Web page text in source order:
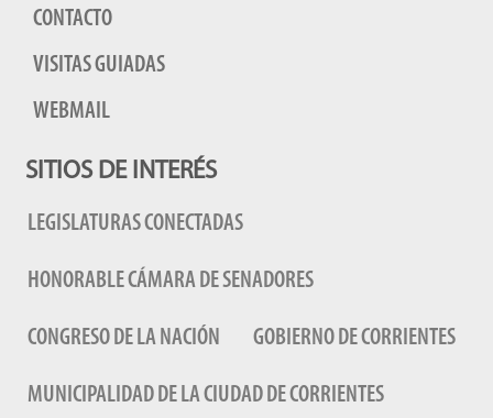
CONTACTO
VISITAS GUIADAS
WEBMAIL
SITIOS DE INTERÉS
LEGISLATURAS CONECTADAS
HONORABLE CÁMARA DE SENADORES
CONGRESO DE LA NACIÓN GOBIERNO DE CORRIENTES
MUNICIPALIDAD DE LA CIUDAD DE CORRIENTES